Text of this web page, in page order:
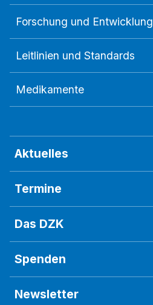
Forschung und Entwicklung
Leitlinien und Standards
Medikamente
Aktuelles
Termine
Das DZK
Spenden
Newsletter